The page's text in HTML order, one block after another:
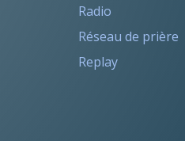
Radio
Réseau de prière
Replay